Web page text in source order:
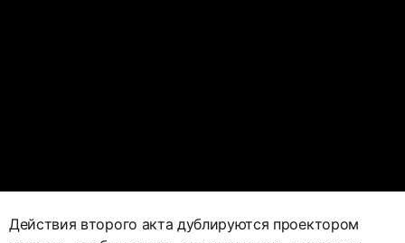
Действия второго акта дублируются проектором